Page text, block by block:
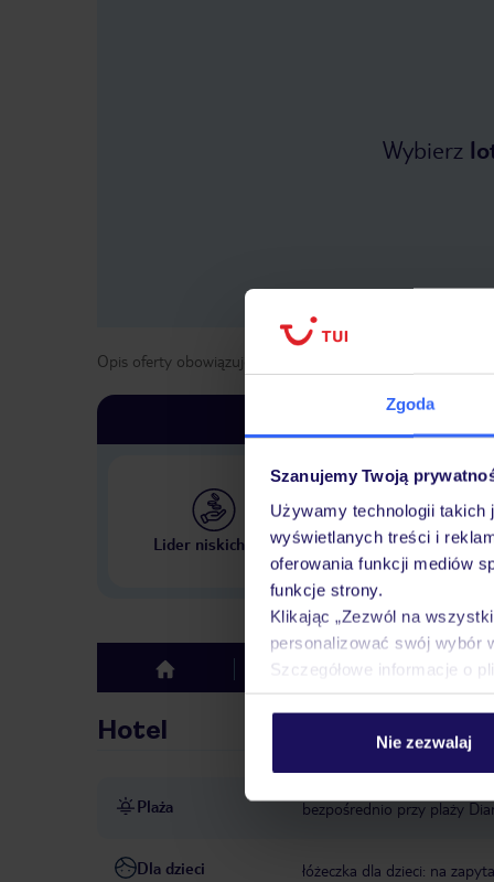
Zgoda
Szanujemy Twoją
Używamy technologii
wyświetlanych treści i
oferowania funkcji mediów
funkcje strony.
Klikając „Zezwól na
personalizować swój wybór
Szczegółowe informacje o
Nie zezwalaj
Wybierz
Opis oferty obowiązuje dla wyjazdów w terminie
Lider niskich cen
Największe biuro
w Polsce
top Hotel Opinie
Hotel
Plaża bezpośrednio przy plaży
Dla dzieci łóżeczka dla dzieci: na